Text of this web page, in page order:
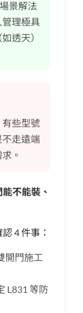
景解法
理極具
透天）
些型號
走遠端
。
不能裝、
4 件事：
開門施工
L831 等防